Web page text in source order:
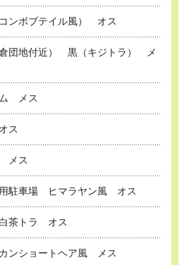
ンボブテイル風） オス
団地付近） 黒（キジトラ） メ
メス
ス
メス
用駐車場 ヒマラヤン風 オス
茶トラ オス
ンショートヘア風 メス